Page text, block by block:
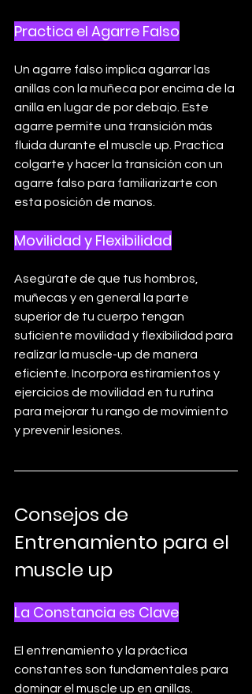
Practica el Agarre Falso
Un agarre falso implica agarrar las
anillas con la muñeca por encima de la
anilla en lugar de por debajo. Este
agarre permite una transición más
fluida durante el muscle up. Practica
colgarte y hacer la transición con un
agarre falso para familiarizarte con
esta posición de manos.
Movilidad y Flexibilidad
Asegúrate de que tus hombros,
muñecas y en general la parte
superior de tu cuerpo tengan
suficiente movilidad y flexibilidad para
realizar la muscle-up de manera
eficiente. Incorpora estiramientos y
ejercicios de movilidad en tu rutina
para mejorar tu rango de movimiento
y prevenir lesiones.
Consejos de
Entrenamiento para el
muscle up
La Constancia es Clave
El entrenamiento y la práctica
constantes son fundamentales para
dominar el muscle up en anillas.